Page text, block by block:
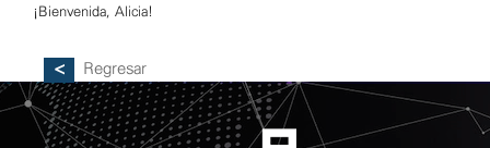
¡Bienvenida, Alicia!
Regresar